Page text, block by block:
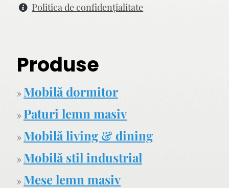
Politica de confidenţialitate
Produse
» Mobilă dormitor
» Paturi lemn masiv
» Mobilă living & dining
» Mobilă stil industrial
» Mese lemn masiv